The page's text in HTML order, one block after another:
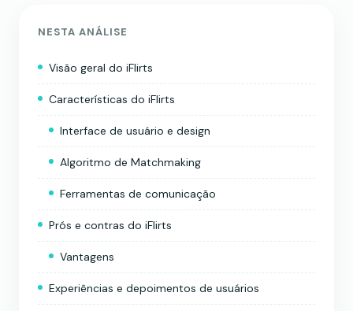
NESTA ANÁLISE
Visão geral do iFlirts
Características do iFlirts
Interface de usuário e design
Algoritmo de Matchmaking
Ferramentas de comunicação
Prós e contras do iFlirts
Vantagens
Experiências e depoimentos de usuários